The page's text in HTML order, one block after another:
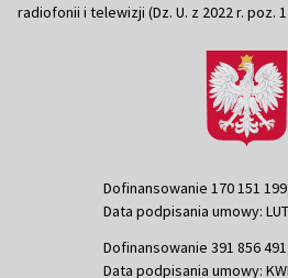
radiofonii i telewizji (Dz. U. z 2022 r. poz.
Dofinansowanie 170 151
Data podpisania umowy:
Dofinansowanie 391 856
Data podpisania umowy: